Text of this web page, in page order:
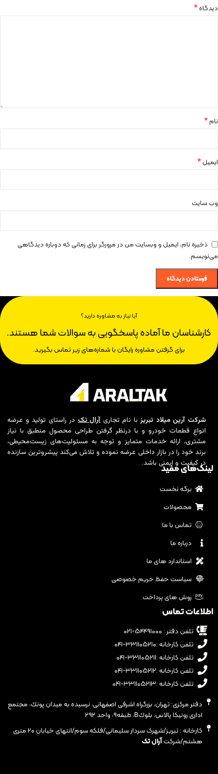
دیدگاه*
نام*
ایمیل*
وب‌ سایت
ذخیره نام، ایمیل و وبسایت من در مرورگر برای زمانی که دوباره دیدگاهی
می‌نویسم.
آیا نیاز به مشاوره دارید؟
کارشناسان ما آماده پاسخگویی به سوالات شما هستند.
برای گرفتن مشاوره رایگان با شماره‌های زیر تماس بگیرید.
شرکت آرین میلاد تبریزبا نام تجاریآرال تکدر راستای تولید و عرضه
انواع قطعات خودرو و با درنظر گرفتن طراحی محصول منطبق با نیاز
مشتری، ارائه خدمات متمایز و توجه به مسئولیت‌های زیست‌محیطی،
برند خود را در بازار داخلی عرضه نموده و تلاش می‌کند پیشروترین سازنده
در کیفیت و ایمنی باشد.
لینک‌های مفید
برگه نخست
محصولات
تماس با ما
درباره ما
استاندارد های ما
سیاست حفظ حریم خصوصی
روش های پرداخت
اطلاعات تماس
تلفن دفتر : ۵۴۴۹۱۰۰۰-۰۲۱
تلفن کارخانه :۳۳۱۱۰۵۲۱۰-۰۴۱
تلفن کارخانه :۳۳۱۱۰۵۲۱۱-۰۴۱
تلفن کارخانه :۳۳۱۱۰۵۲۱۲-۰۴۱
تلفن کارخانه :۳۳۱۱۰۵۲۱۳-۰۴۱
دفتر مرکزی: تهران، بزرگراه اشرفى اصفهانى، نرسيده به ميدان پونك، مجتمع
ادارى رونيكا پالاس، بلوكB، طبقه٩، واحد ٢٩٢
کارخانه : تبریز/شهرک سردار سلیمانی/فلکه سوم/انتهای خیابان ۲۰ متری
هشتم/شرکتآرال تک